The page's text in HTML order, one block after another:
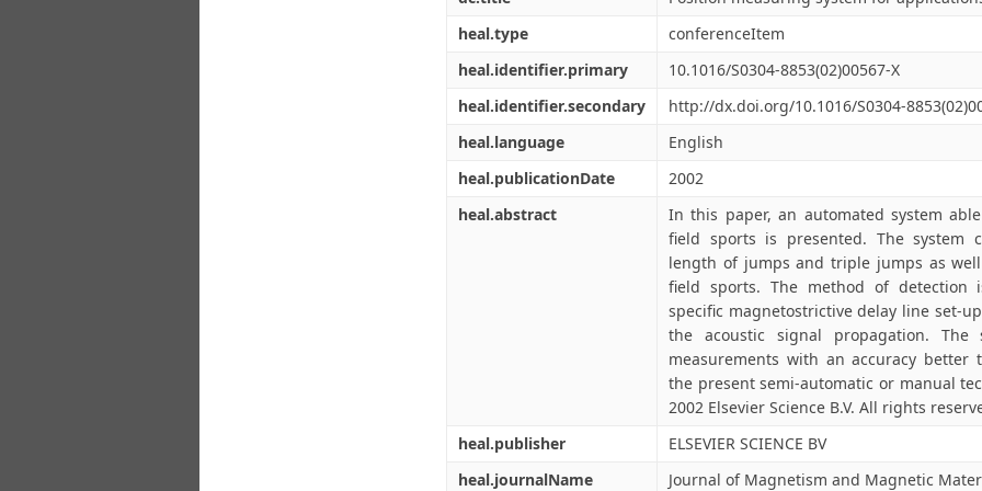
heal.type
conferenceItem
heal.identifier.primary
10.1016/S0304-8853(02)00567-X
heal.identifier.secondary
http://dx.doi.org/10.1016/S0304-
heal.language
English
heal.publicationDate
2002
heal.abstract
In this paper, an automated system
field sports is presented. The system
length of jumps and triple jumps as
field sports. The method of detection
specific magnetostrictive delay line set-
the acoustic signal propagation.
measurements with an accuracy
the present semi-automatic or manual
2002 Elsevier Science B.V. All rights
heal.publisher
ELSEVIER SCIENCE BV
heal.journalName
Journal of Magnetism and Magnetic